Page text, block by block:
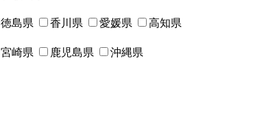
徳島県 香川県 愛媛県
高知県
宮崎県 鹿児島県 沖縄県